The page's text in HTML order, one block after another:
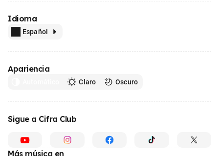
Idioma
Español
Apariencia
Claro Oscuro
Sigue a Cifra Club
Más música en